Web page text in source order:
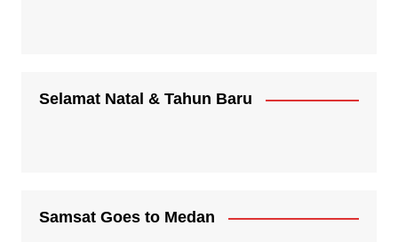
Selamat Natal & Tahun Baru
Samsat Goes to Medan